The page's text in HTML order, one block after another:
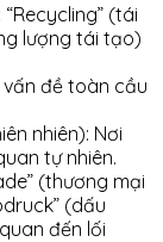
(tái
lượng tái tạo)
vấn đề toàn cầu
nhiên): Nơi
tự nhiên.
(thương mại
(dấu
đến lối